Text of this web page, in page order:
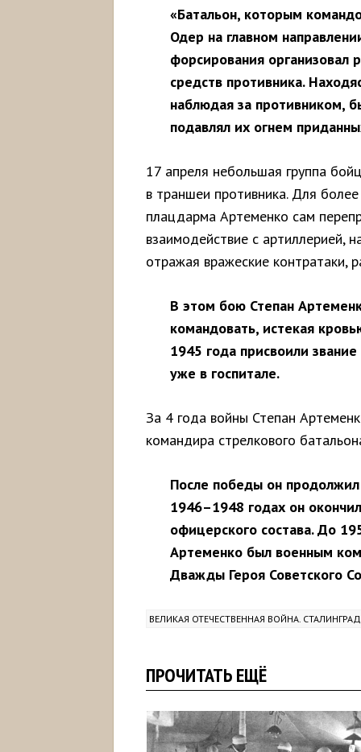
«Батальон, которым
Одер на главном
форсирования организовал
средств противника.
наблюдая за противником,
подавлял их огнем
17 апреля небольшая группа
в траншеи противника. Для
плацдарма Артеменко сам
взаимодействие с артиллерией,
отражая вражеские контратаки,
В этом бою Степан
командовать, истекая
1945 года присвоили
уже в госпитале.
За 4 года войны Степан
командира стрелкового
После победы он
1946–1948 годах он
офицерского состава. До
Артеменко был военным
Дважды Героя Советского
ВЕЛИКАЯ ОТЕЧЕСТВЕННАЯ ВОЙНА.
ПРОЧИТАТЬ ЕЩЁ